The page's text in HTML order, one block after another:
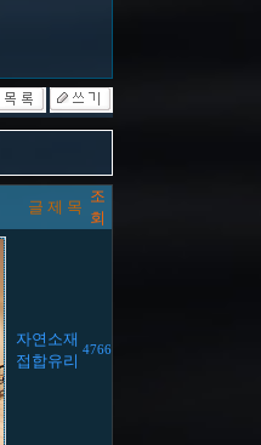
글 제 목
조
회
자연소재
접합유리
4766